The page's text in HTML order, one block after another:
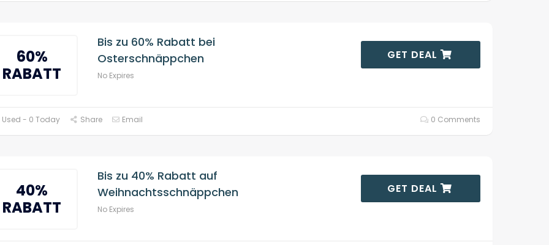
60%
RABATT
Bis zu 60% Rabatt bei
Osterschnäppchen
No Expires
GET DEAL
- 0 Today Share Email 0 Comments
40%
RABATT
Bis zu 40% Rabatt auf
Weihnachtsschnäppchen
No Expires
GET DEAL